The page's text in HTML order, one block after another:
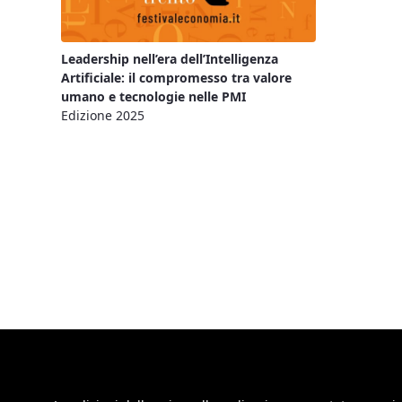
Leadership nell’era dell’Intelligenza
Artificiale: il compromesso tra valore
umano e tecnologie nelle PMI
Edizione 2025